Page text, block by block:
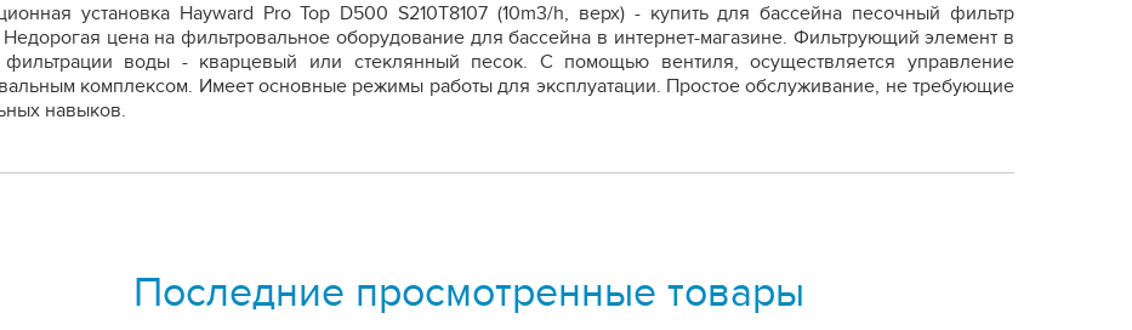
установка Hayward Pro Top D500 S210T8107 (10m3/h, верх) - купить для бассейна песочный фильтр
Недорогая цена на фильтровальное оборудование для бассейна в интернет-магазине. Фильтрующий элемент в
фильтрации воды - кварцевый или стеклянный песок. С помощью вентиля, осуществляется управление
комплексом. Имеет основные режимы работы для эксплуатации. Простое обслуживание, не требующие
навыков.
Последние просмотренные товары